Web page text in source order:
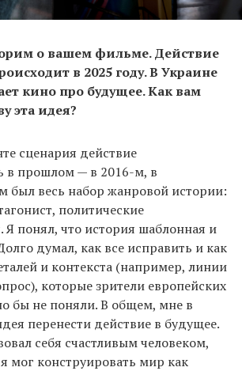
о вашем фильме. Действие
в 2025 году. В Украине
кино про будущее. Как вам
эта идея?
сценария действие
в прошлом — в 2016-м, в
был весь набор жанровой истории:
политические
Я понял, что история шаблонная и
думал, как все исправить и как
и контекста (например, линии
которые зрители европейских
бы не поняли. В общем, мне в
перенести действие в будущее.
себя счастливым человеком,
мог конструировать мир как